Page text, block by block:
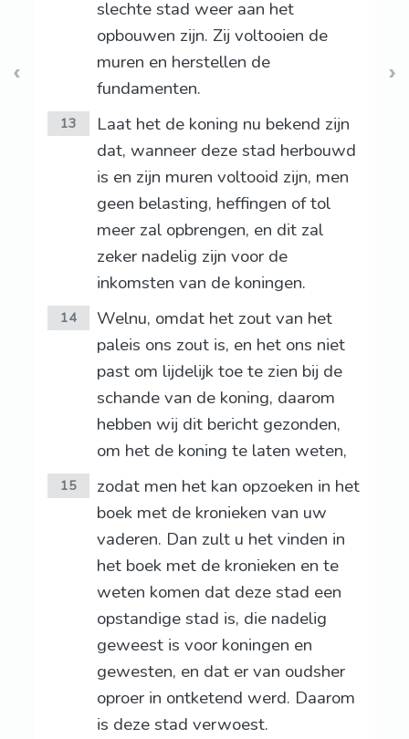
slechte stad weer aan het
opbouwen zijn. Zij voltooien de
muren en herstellen de
fundamenten.
13
Laat het de koning nu bekend zijn
dat, wanneer deze stad herbouwd
is en zijn muren voltooid zijn, men
geen belasting, heffingen of tol
meer zal opbrengen, en dit zal
zeker nadelig zijn voor de
inkomsten van de koningen.
14
Welnu, omdat het zout van het
paleis ons zout is, en het ons niet
past om lijdelijk toe te zien bij de
schande van de koning, daarom
hebben wij dit bericht gezonden,
om het de koning te laten weten,
15
zodat men het kan opzoeken in het
boek met de kronieken van uw
vaderen. Dan zult u het vinden in
het boek met de kronieken en te
weten komen dat deze stad een
opstandige stad is, die nadelig
geweest is voor koningen en
gewesten, en dat er van oudsher
oproer in ontketend werd. Daarom
is deze stad verwoest.